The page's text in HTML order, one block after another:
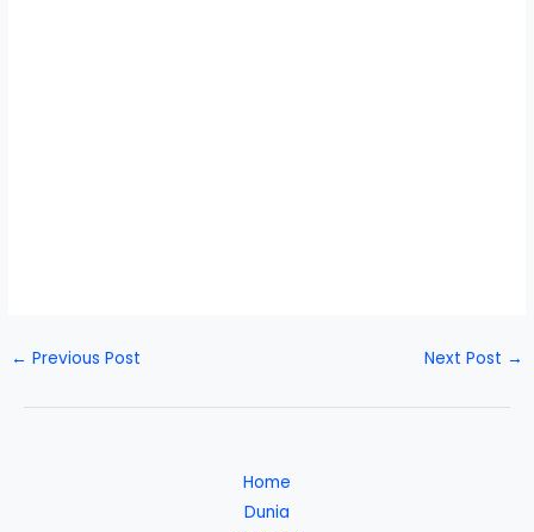
← Previous Post Next Post →
Home
Dunia